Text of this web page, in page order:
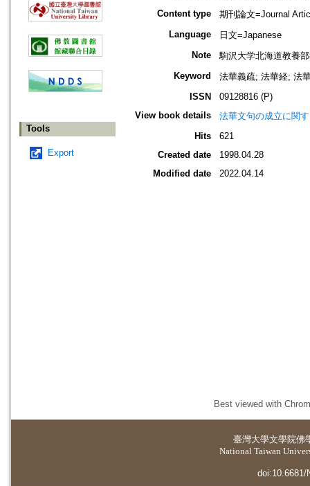
Tools
Export
Content type
期刊論文=Journal
Language
日文=Japanese
Note
駒沢大学北海道教養
Keyword
法華義疏; 法華経; 法
ISSN
09128816 (P)
View book details
法華文句の成立に関
Hits
621
Created date
1998.04.28
Modified date
2022.04.14
Best viewed with
臺灣大學文學院佛
National Taiwan
doi:10.6681/